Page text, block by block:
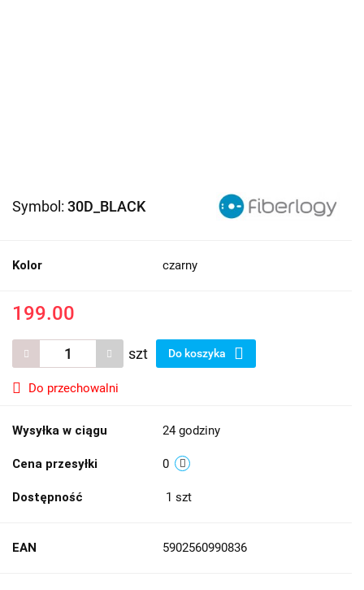
Symbol: 30D_BLACK
Kolor czarny
199.00
szt Do koszyka
Do przechowalni
Wysyłka w ciągu 24 godziny
Cena przesyłki 0
Dostępność 1 szt
EAN 5902560990836